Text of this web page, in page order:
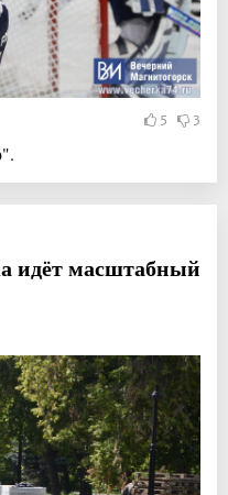
5 3
идёт масштабный